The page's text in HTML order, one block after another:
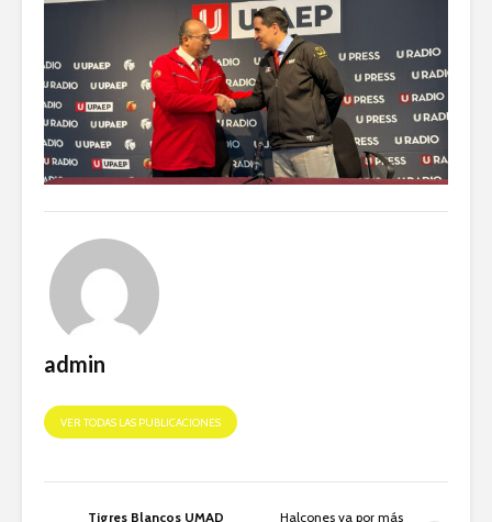
admin
VER TODAS LAS PUBLICACIONES
Tigres Blancos UMAD
Halcones va por más